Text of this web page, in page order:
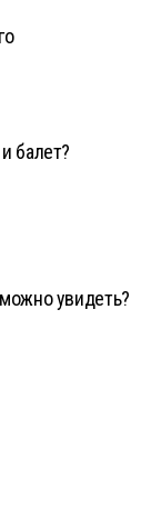
балет?
увидеть?